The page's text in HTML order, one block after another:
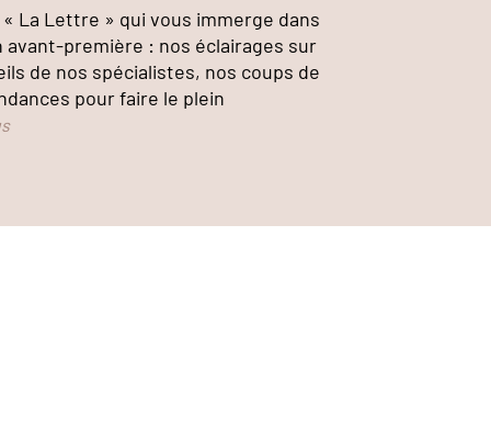
La Lettre » qui vous immerge dans
avant-première : nos éclairages sur
de nos spécialistes, nos coups de
pour faire le plein